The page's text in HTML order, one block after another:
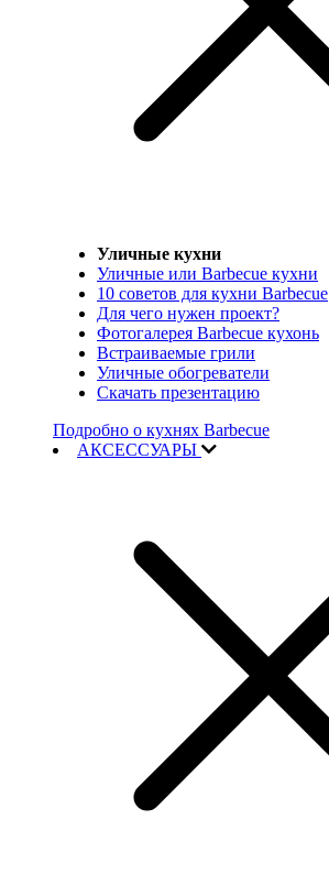
Уличные кухни
Уличные или Barbecue кухни
10 советов для кухни Barbecue
Для чего нужен проект?
Фотогалерея Barbecue кухонь
Встраиваемые грили
Уличные обогреватели
Скачать презентацию
Подробно о кухнях Barbecue
АКСЕССУАРЫ